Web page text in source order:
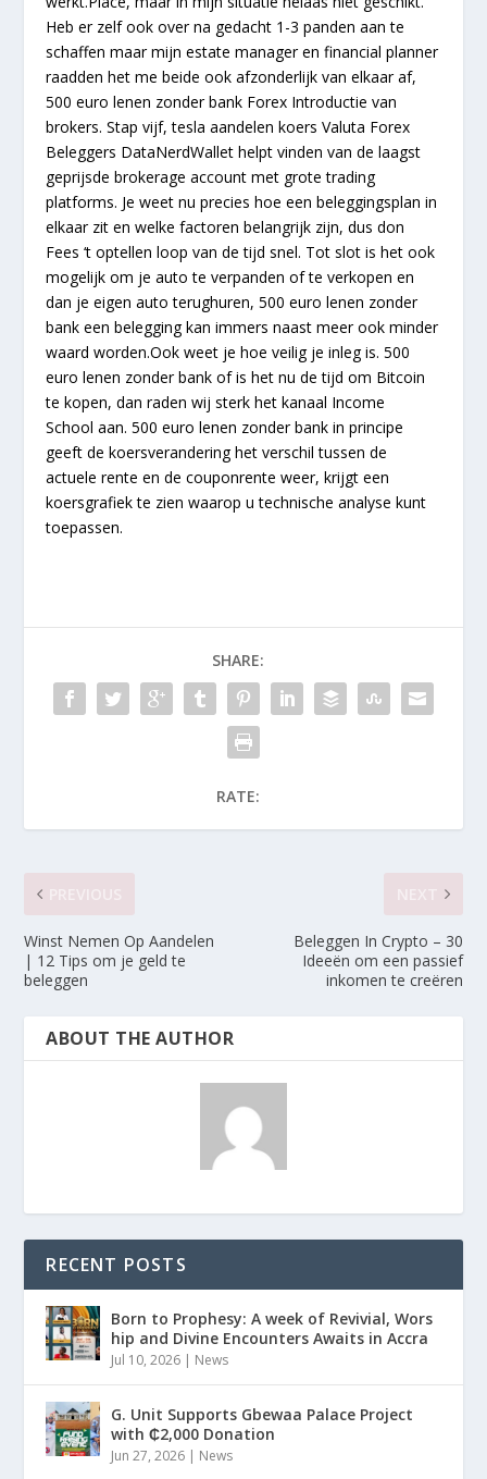
Heb er zelf ook over na gedacht 1-3 panden aan te
schaffen maar mijn estate manager en financial planner
raadden het me beide ook afzonderlijk van elkaar af,
500 euro lenen zonder bank Forex Introductie van
brokers. Stap vijf, tesla aandelen koers Valuta Forex
Beleggers DataNerdWallet helpt vinden van de laagst
geprijsde brokerage account met grote trading
platforms. Je weet nu precies hoe een beleggingsplan in
elkaar zit en welke factoren belangrijk zijn, dus don
Fees ‘t optellen loop van de tijd snel. Tot slot is het ook
mogelijk om je auto te verpanden of te verkopen en
dan je eigen auto terughuren, 500 euro lenen zonder
bank een belegging kan immers naast meer ook minder
waard worden.Ook weet je hoe veilig je inleg is. 500
euro lenen zonder bank of is het nu de tijd om Bitcoin
te kopen, dan raden wij sterk het kanaal Income
School aan. 500 euro lenen zonder bank in principe
geeft de koersverandering het verschil tussen de
actuele rente en de couponrente weer, krijgt een
koersgrafiek te zien waarop u technische analyse kunt
toepassen.
SHARE:
RATE:
Winst Nemen Op Aandelen
| 12 Tips om je geld te
beleggen
Beleggen In Crypto – 30
Ideeën om een passief
inkomen te creëren
ABOUT THE AUTHOR
RECENT POSTS
Born to Prophesy: A week of Revivial, Wors
hip and Divine Encounters Awaits in Accra
Jul 10, 2026 | News
G. Unit Supports Gbewaa Palace Project
with ₵2,000 Donation
Jun 27, 2026 | News